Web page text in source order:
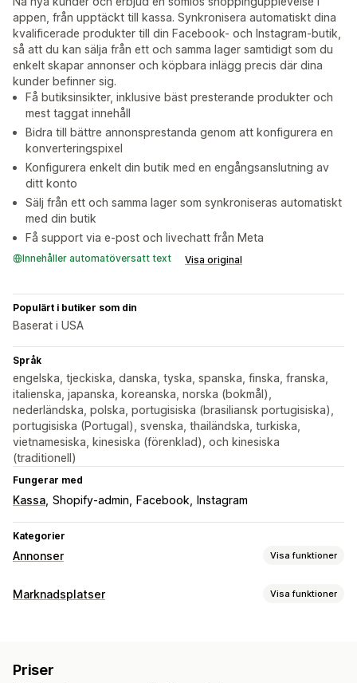
appen, från upptäckt till kassa. Synkronisera automatiskt dina
kvalificerade produkter till din Facebook- och Instagram-butik,
så att du kan sälja från ett och samma lager samtidigt som du
enkelt skapar annonser och köpbara inlägg precis där dina
kunder befinner sig.
Få butiksinsikter, inklusive bäst presterande produkter och
mest taggat innehåll
Bidra till bättre annonsprestanda genom att konfigurera en
konverteringspixel
Konfigurera enkelt din butik med en engångsanslutning av
ditt konto
Sälj från ett och samma lager som synkroniseras automatiskt
med din butik
Få support via e-post och livechatt från Meta
Innehåller automatöversatt text Visa original
Populärt i butiker som din
Baserat i USA
Språk
engelska, tjeckiska, danska, tyska, spanska, finska, franska,
italienska, japanska, koreanska, norska (bokmål),
nederländska, polska, portugisiska (brasiliansk portugisiska),
portugisiska (Portugal), svenska, thailändska, turkiska,
vietnamesiska, kinesiska (förenklad), och kinesiska
(traditionell)
Fungerar med
Kassa Shopify-admin Facebook Instagram
Kategorier
Annonser Visa funktioner
Målinriktning
AI-målinriktning
Marknadsplatser Visa funktioner
Offertsynkronisering
Priser